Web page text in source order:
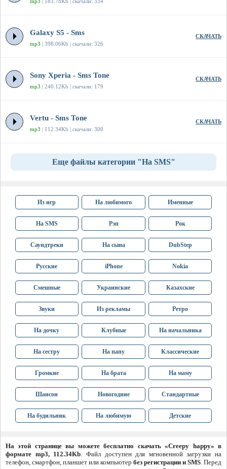
mp3 | 183.78Kb | скачали: 334
Galaxy S5 - Sms
mp3 | 398.06Kb | скачали: 326
СКАЧАТЬ
Sony Xperia - Sms Tone
mp3 | 240.12Kb | скачали: 179
СКАЧАТЬ
Vertu - Sms Tone
mp3 | 112.34Kb | скачали: 300
СКАЧАТЬ
Еще файлы категории "На SMS"
Из игр На любимого Именные
На SMS Рэп Рок
Саундтреки На сына DubStep
Русские iPhone Nokia
Смешные Украинские Казахские
Звуки Из рекламы Ретро
На дочку Клубные На начальника
На сестру На папу Классические
Громкие На брата На маму
Шансон Новогодние Стандартные
На будильник На любимую Детские
На этой странице вы можете бесплатно скачать «Creepy happy» в
формате mp3, 112.34Kb. Файл доступен для мгновенной загрузки на
телефон, смартфон, планшет или компьютер без регистрации и SMS. Перед